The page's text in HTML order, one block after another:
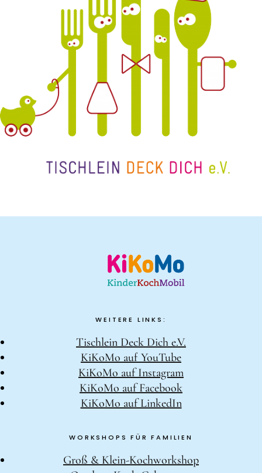
Linktree
Newsletter
Richtlinie
WEITERE LINKS:
Tischlein Deck Dich e.V.
KiKoMo auf YouTube
KiKoMo auf Instagram
KiKoMo auf Facebook
KiKoMo auf LinkedIn
WORKSHOPS FÜR FAMILIEN
Groß & Klein-Kochworkshop